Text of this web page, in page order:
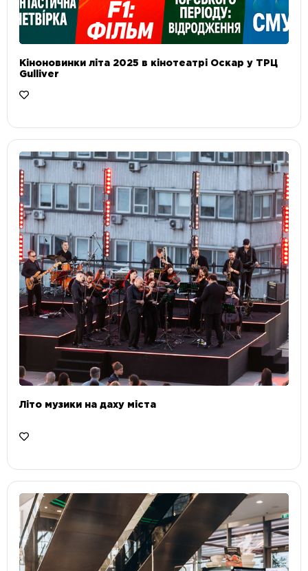
Кіноновинки літа 2025 в кінотеатрі Оскар у ТРЦ
Gulliver
Літо музики на даху міста